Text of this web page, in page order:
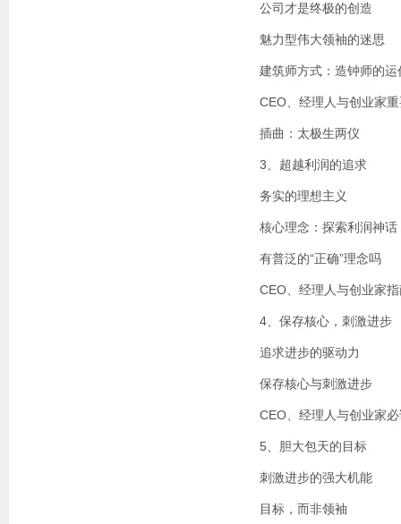
公司才是终极的创造
魅力型伟大领袖的迷思
建筑师方式：造钟师的运
CEO、经理人与创业家
插曲：太极生两仪
3、超越利润的追求
务实的理想主义
核心理念：探索利润神话
有普泛的“正确”理念吗
CEO、经理人与创业家
4、保存核心，刺激进步
追求进步的驱动力
保存核心与刺激进步
CEO、经理人与创业家
5、胆大包天的目标
刺激进步的强大机能
目标，而非领袖